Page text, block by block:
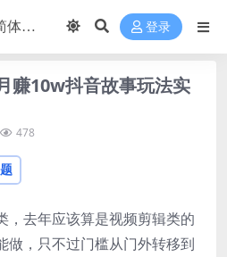
登录
赚10w抖音故事玩法实
478
，去年应该算是视频剪辑类的
做，只不过门槛从门外转移到